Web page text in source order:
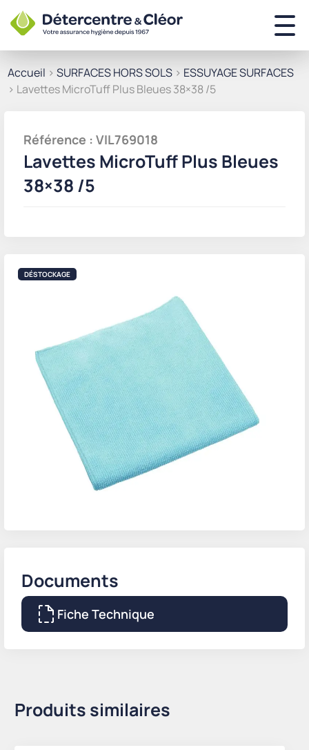
Accueil > SURFACES HORS SOLS > ESSUYAGE SURFACES
> Lavettes MicroTuff Plus Bleues 38×38 /5
DÉSTOCKAGE
Documents
Fiche Technique
Référence : VIL769018
Lavettes MicroTuff Plus Bleues
38×38 /5
Produits similaires